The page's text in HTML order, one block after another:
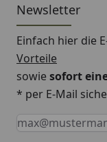
Newsletter
Einfach hier die
Vorteile
sowiesofort
* per E-Mail
Keine Eingabe
Eingabe
E-Mail *